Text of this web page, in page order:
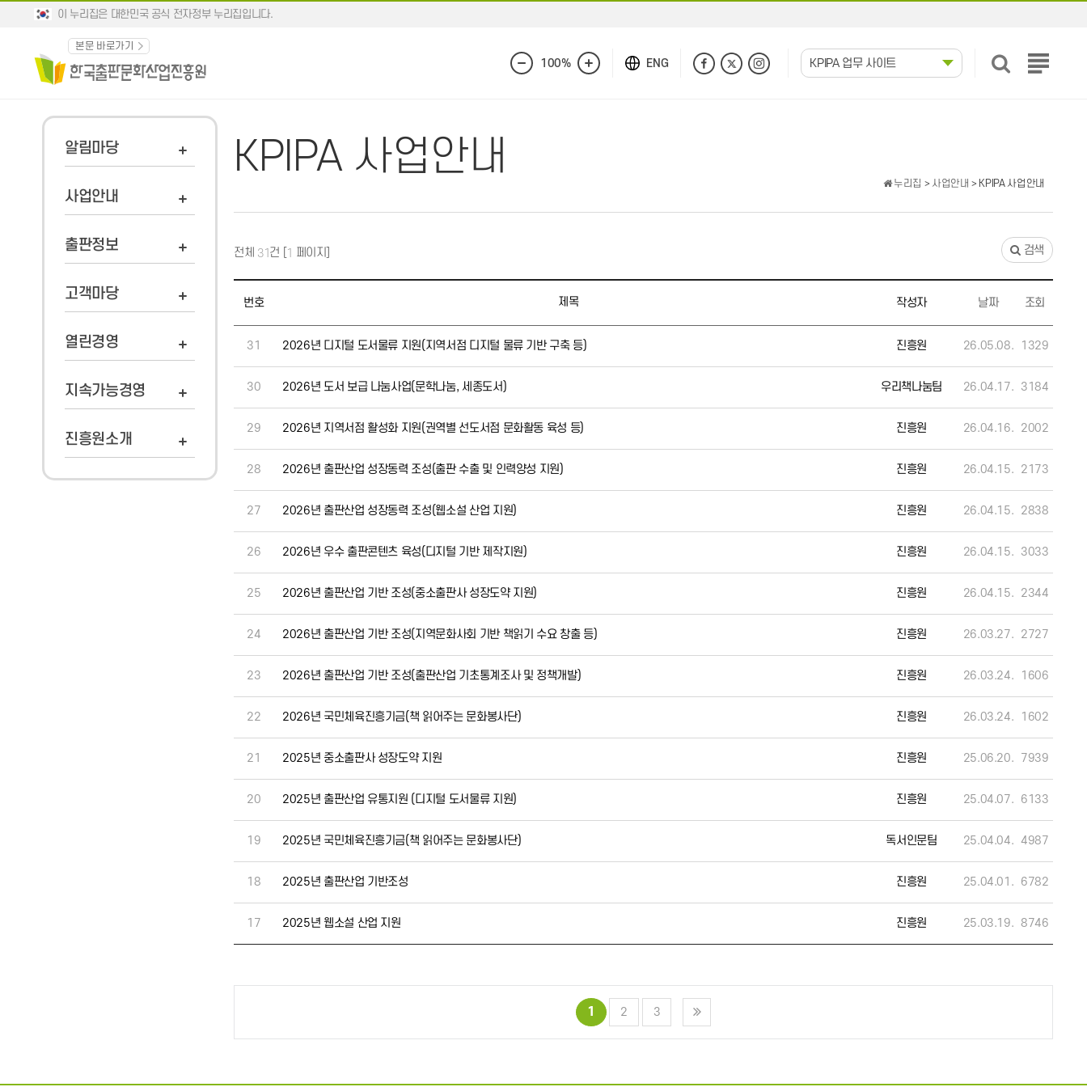
이 누리집은 대한민국 공식 전자정부 누리집입니다.
본문 바로가기
화
100%
화
ENG KPIPA 업무 사이트
전
알림마당
사업안내
출판정보
고객마당
열린경영
지속가능경영
진흥원소개
KPIPA 사업안내
누리집 > 사업안내 > KPIPA 사업안내
전체 31건 [ 1 페이지] 검색
번호 제목 작성자 날짜 조회
31 2026년 디지털 도서물류 지원(지역서점 디지털 물류 기반 구축 등) 진흥원 26.05.08. 1329
30 2026년 도서 보급 나눔사업(문학나눔, 세종도서) 우리책나눔팀 26.04.17. 3184
29 2026년 지역서점 활성화 지원(권역별 선도서점 문화활동 육성 등) 진흥원 26.04.16. 2002
28 2026년 출판산업 성장동력 조성(출판 수출 및 인력양성 지원) 진흥원 26.04.15. 2173
27 2026년 출판산업 성장동력 조성(웹소설 산업 지원) 진흥원 26.04.15. 2838
26 2026년 우수 출판콘텐츠 육성(디지털 기반 제작지원) 진흥원 26.04.15. 3033
25 2026년 출판산업 기반 조성(중소출판사 성장도약 지원) 진흥원 26.04.15. 2344
24 2026년 출판산업 기반 조성(지역문화사회 기반 책읽기 수요 창출 등) 진흥원 26.03.27. 2727
23 2026년 출판산업 기반 조성(출판산업 기초통계조사 및 정책개발) 진흥원 26.03.24. 1606
22 2026년 국민체육진흥기금(책 읽어주는 문화봉사단) 진흥원 26.03.24. 1602
21 2025년 중소출판사 성장도약 지원 진흥원 25.06.20. 7939
20 2025년 출판산업 유통지원 (디지털 도서물류 지원) 진흥원 25.04.07. 6133
19 2025년 국민체육진흥기금(책 읽어주는 문화봉사단) 독서인문팀 25.04.04. 4987
18 2025년 출판산업 기반조성 진흥원 25.04.01. 6782
17 2025년 웹소설 산업 지원 진흥원 25.03.19. 8746
1 2 3